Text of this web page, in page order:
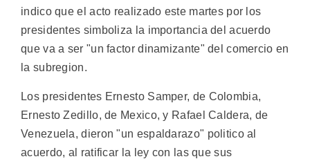
indico que el acto realizado este martes por los
presidentes simboliza la importancia del acuerdo
que va a ser "un factor dinamizante" del comercio en
la subregion.
Los presidentes Ernesto Samper, de Colombia,
Ernesto Zedillo, de Mexico, y Rafael Caldera, de
Venezuela, dieron "un espaldarazo" politico al
acuerdo, al ratificar la ley con las que sus